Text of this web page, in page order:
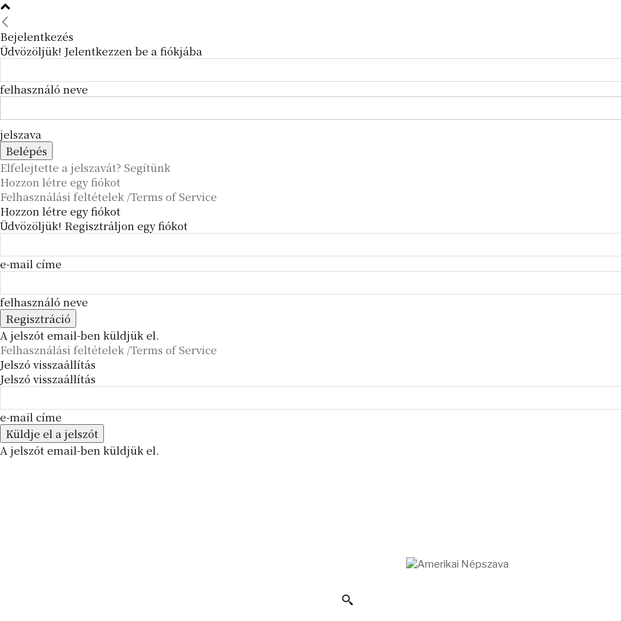
Bejelentkezés
Üdvözöljük! Jelentkezzen be a fiókjába
felhasználó neve
jelszava
Elfelejtette a jelszavát? Segítünk
Hozzon létre egy fiókot
Felhasználási feltételek /Terms of Service
Hozzon létre egy fiókot
Üdvözöljük! Regisztráljon egy fiókot
e-mail címe
felhasználó neve
A jelszót email-ben küldjük el.
Felhasználási feltételek /Terms of Service
Jelszó visszaállítás
Jelszó visszaállítás
e-mail címe
A jelszót email-ben küldjük el.